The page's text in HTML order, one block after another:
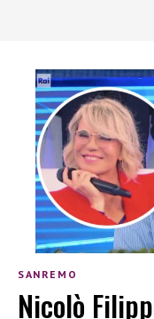
SANREMO
Nicolò